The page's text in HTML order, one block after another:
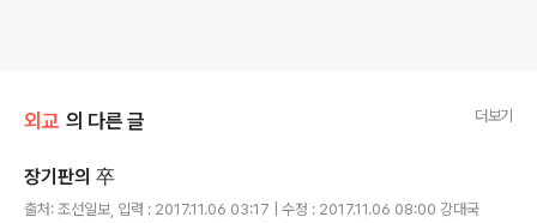
외교 의 다른 글 더보기
장기판의 卒
출처: 조선일보, 입력 : 2017.11.06 03:17 | 수정 : 2017.11.06 08:00 강대국